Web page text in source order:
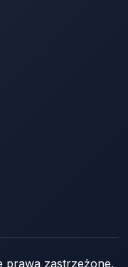
prawa zastrzeżone.